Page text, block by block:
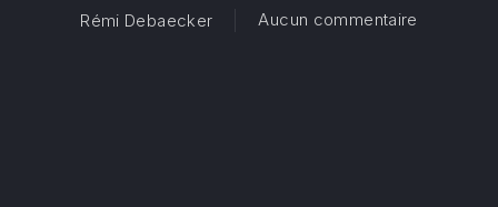
Rémi Debaecker Aucun commentaire